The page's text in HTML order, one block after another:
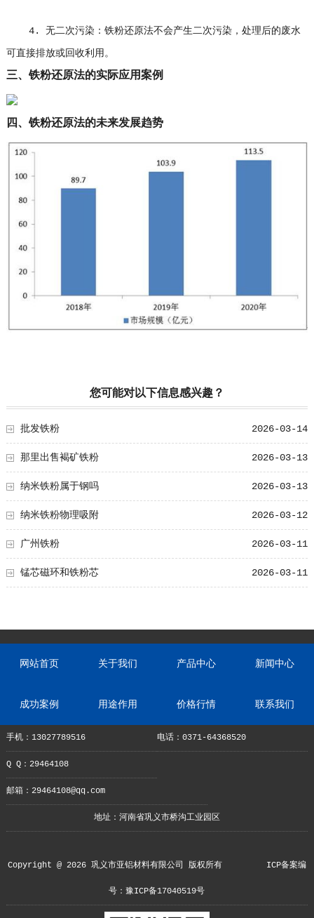
4. 无二次污染：铁粉还原法不会产生二次污染，处理后的废水
可直接排放或回收利用。
三、铁粉还原法的实际应用案例
四、铁粉还原法的未来发展趋势
您可能对以下信息感兴趣？
2026-03-14
批发铁粉
2026-03-13
那里出售褐矿铁粉
2026-03-13
纳米铁粉属于钢吗
2026-03-12
纳米铁粉物理吸附
2026-03-11
广州铁粉
2026-03-11
锰芯磁环和铁粉芯
网站首页 关于我们 产品中心 新闻中心
成功案例 用途作用 价格行情 联系我们
手机：13027789516 电话：0371-64368520
Q Q：29464108
邮箱：29464108@qq.com
地址：河南省巩义市桥沟工业园区
Copyright @ 2026 巩义市亚铝材料有限公司 版权所有 ICP备案编
号：豫ICP备17040519号